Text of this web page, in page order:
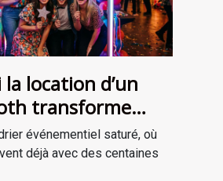
location d’un
transforme
de votre
événementiel saturé, où
déjà avec des centaines